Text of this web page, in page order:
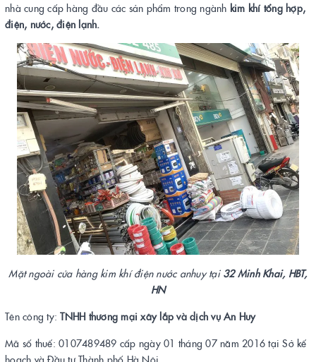
nhà cung cấp hàng đầu các sản phẩm trong ngành kim khí tổng hợp,
điện, nước, điện lạnh.
Mặt ngoài cửa hàng kim khí điện nước anhuy tại 32 Minh Khai, HBT,
HN
Tên công ty:TNHH thương mại xây lắp và dịch vụ An Huy
Mã số thuế: 0107489489 cấp ngày 01 tháng 07 năm 2016 tại Sở kế
hoạch và Đầu tư Thành phố Hà Nội